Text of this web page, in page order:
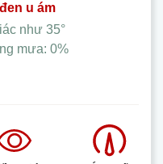
đen u ám
như 35°
mưa: 0%